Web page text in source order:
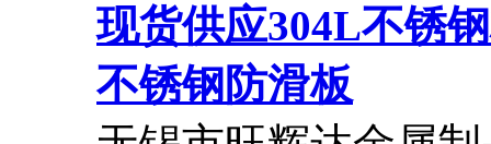
现货供应304L不锈
不锈钢防滑板